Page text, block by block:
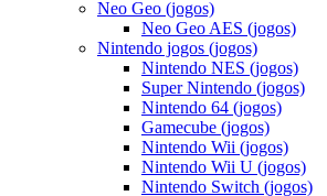
Neo Geo (jogos)
Neo Geo AES (jogos)
Nintendo jogos (jogos)
Nintendo NES (jogos)
Super Nintendo (jogos)
Nintendo 64 (jogos)
Gamecube (jogos)
Nintendo Wii (jogos)
Nintendo Wii U (jogos)
Nintendo Switch (jogos)